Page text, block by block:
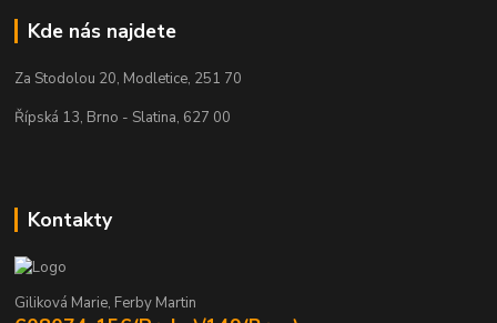
Kde nás najdete
Za Stodolou 20, Modletice, 251 70
Řípská 13, Brno - Slatina, 627 00
Kontakty
Giliková Marie, Ferby Martin